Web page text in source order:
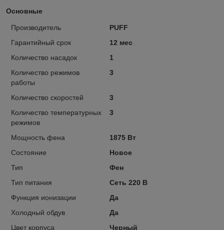
Основные
Производитель
PUFF
Гарантийный срок
12 мес
Количество насадок
1
Количество режимов
работы
3
Количество скоростей
3
Количество температурных
режимов
3
Мощность фена
1875 Вт
Состояние
Новое
Тип
Фен
Тип питания
Сеть 220 В
Функция ионизации
Да
Холодный обдув
Да
Цвет корпуса
Черный